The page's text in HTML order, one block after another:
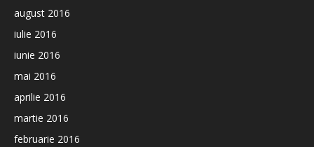
august 2016
iulie 2016
iunie 2016
mai 2016
aprilie 2016
martie 2016
februarie 2016